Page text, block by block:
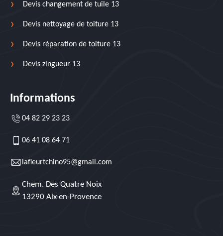
Devis changement de tuile 13
Devis nettoyage de toiture 13
Devis réparation de toiture 13
Devis zingueur 13
Informations
04 82 29 23 23
06 41 08 64 71
lafleurtchino95@gmail.com
Chem. Des Quatre Noix
13290 Aix-en-Provence